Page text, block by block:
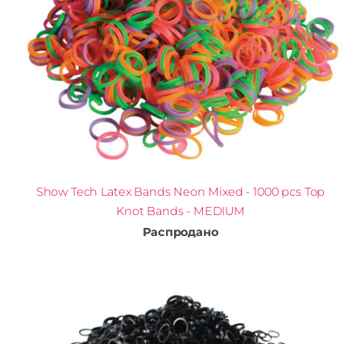
Show Tech Latex Bands Neon Mixed - 1000 pcs Top
Knot Bands - MEDIUM
Распродано